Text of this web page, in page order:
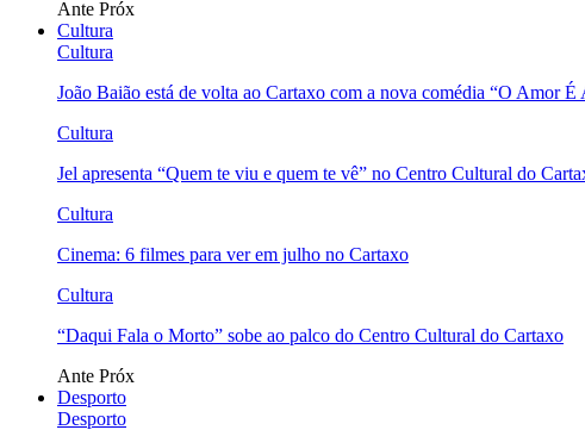
Ante Próx
Cultura
Cultura
João Baião está de volta ao Cartaxo com a nova comédia “O Amor É
Cultura
Jel apresenta “Quem te viu e quem te vê” no Centro Cultural do
Cultura
Cinema: 6 filmes para ver em julho no Cartaxo
Cultura
“Daqui Fala o Morto” sobe ao palco do Centro Cultural do Cartaxo
Ante Próx
Desporto
Desporto